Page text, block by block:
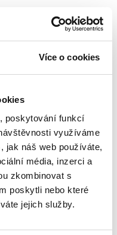
Více o cookies
poskytování funkcí
využíváme
jak náš web používáte,
média, inzerci a
zkombinovat s
poskytli nebo které
jejich služby.